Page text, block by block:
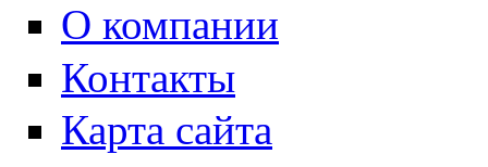
О компании
Контакты
Карта сайта